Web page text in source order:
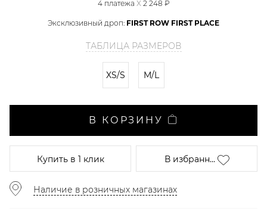
4 платежа X 2 248 ₽
Эксклюзивный дроп: FIRST ROW FIRST PLACE
ТАБЛИЦА РАЗМЕРОВ
XS/S M/L
В КОРЗИНУ
Купитьв 1 клик В избранн...
Наличие в розничных магазинах